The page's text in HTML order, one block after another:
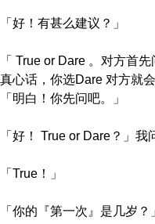
「好！有甚么建议？」
「 True or Dare 。对方首
真心话，你选Dare 对方就
「明白！你先问吧。」
「好！ True or Dare？」我
「True！」
「你的『第一次』是几岁？